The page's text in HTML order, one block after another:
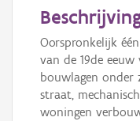
Oorspronkelijk
van de 19de
bouwlagen onder
straat,
woningen